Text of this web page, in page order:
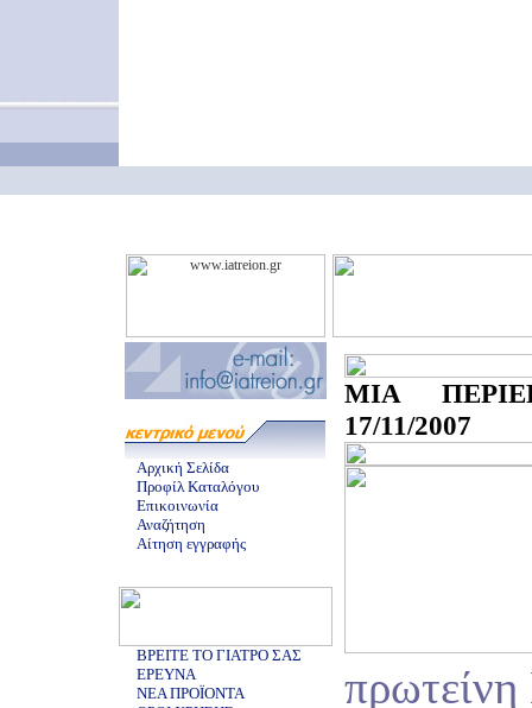
Αρχική Σελίδα
Προφίλ Καταλόγου
Επικοινωνία
Αναζήτηση
Αίτηση εγγραφής
ΒΡΕΙΤΕ ΤΟ ΓΙΑΤΡΟ ΣΑΣ
ΕΡΕΥΝΑ
ΝΕΑ ΠΡΟΪΟΝΤΑ
ΜΙΑ
17/11/2007